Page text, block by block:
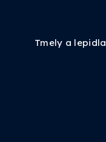
Tmely a lepidla